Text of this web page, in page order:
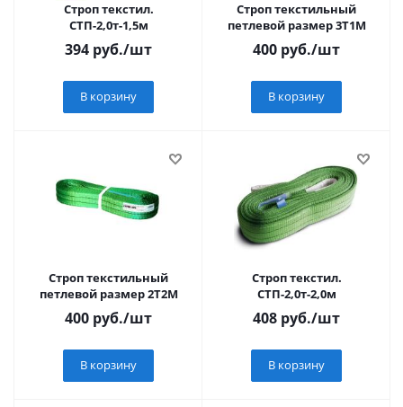
Строп текстил.
СТП-2,0т-1,5м
394 руб./шт
В корзину
Строп текстильный
петлевой размер 3T1M
400 руб./шт
В корзину
Строп текстильный
петлевой размер 2T2M
400 руб./шт
В корзину
Строп текстил.
СТП-2,0т-2,0м
408 руб./шт
В корзину